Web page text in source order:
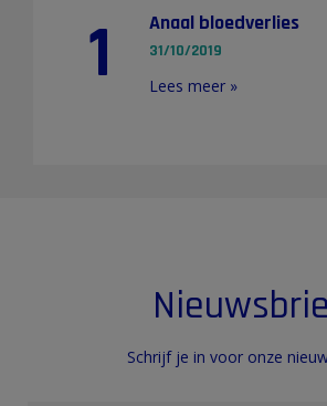
1 Anaal bloedverlies
31/10/2019
Lees meer »
Schrijf je in voor onze